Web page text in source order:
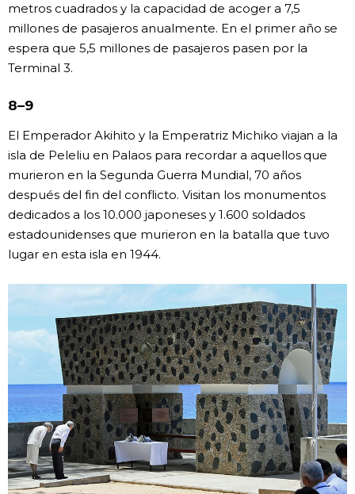
metros cuadrados y la capacidad de acoger a 7,5
millones de pasajeros anualmente. En el primer año se
espera que 5,5 millones de pasajeros pasen por la
Terminal 3.
8–9
El Emperador Akihito y la Emperatriz Michiko viajan a la
isla de Peleliu en Palaos para recordar a aquellos que
murieron en la Segunda Guerra Mundial, 70 años
después del fin del conflicto. Visitan los monumentos
dedicados a los 10.000 japoneses y 1.600 soldados
estadounidenses que murieron en la batalla que tuvo
lugar en esta isla en 1944.